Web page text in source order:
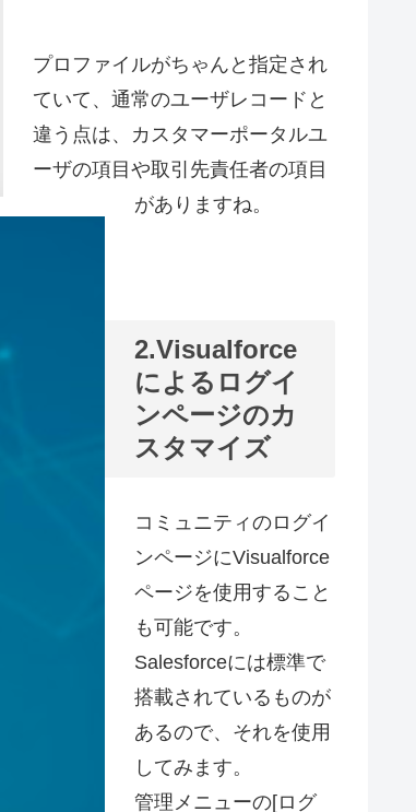
プロファイルがちゃんと指定され
ていて、通常のユーザレコードと
違う点は、カスタマーポータルユ
ーザの項目や取引先責任者の項目
がありますね。
2.Visualforce
によるログイ
ンページのカ
スタマイズ
コミュニティのログイ
ンページにVisualforce
ページを使用すること
も可能です。
Salesforceには標準で
搭載されているものが
あるので、それを使用
してみます。
管理メニューの[ログ